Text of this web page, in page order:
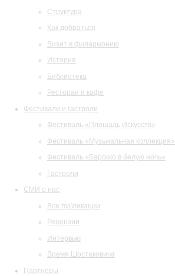
Структура
Как добраться
Визит в филармонию
История
Библиотека
Ресторан и кафе
Фестивали и гастроли
Фестиваль «Площадь Искусств»
Фестиваль «Музыкальная коллекция»
Фестиваль «Барокко в белую ночь»
Гастроли
СМИ о нас
Все публикации
Рецензии
Интервью
Время Шостаковича
Партнеры